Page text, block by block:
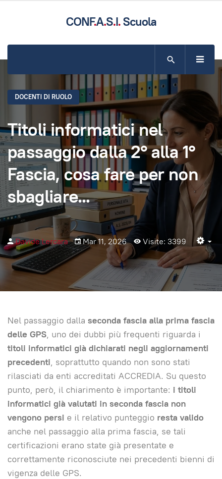
CONF.A.S.I.Scuola
DOCENTI DI RUOLO
Titoli informatici nel
passaggio dalla 2° alla 1°
Fascia, cosa fare per non
sbagliare...
Davide Lercara Mar 11, 2026 Visite: 3399
Nel passaggio dalla seconda fascia alla prima fascia
delle GPS, uno dei dubbi più frequenti riguarda i
titoli informatici già dichiarati negli aggiornamenti
precedenti, soprattutto quando non sono stati
rilasciati da enti accreditati ACCREDIA. Su questo
punto, però, il chiarimento è importante: i titoli
informatici già valutati in seconda fascia non
vengono persi e il relativo punteggio resta valido
anche nel passaggio alla prima fascia, se tali
certificazioni erano state già presentate e
correttamente riconosciute nei precedenti bienni di
vigenza delle GPS.